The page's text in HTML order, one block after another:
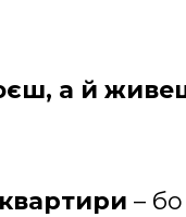
а й
квартири –